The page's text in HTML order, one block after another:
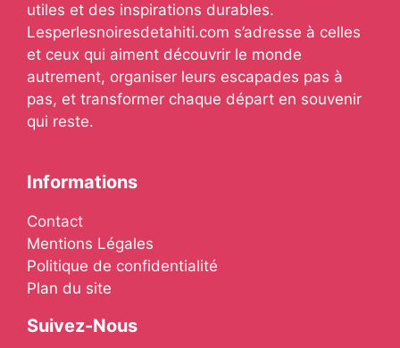
utiles et des inspirations durables.
Lesperlesnoiresdetahiti.com s’adresse à celles
et ceux qui aiment découvrir le monde
autrement, organiser leurs escapades pas à
pas, et transformer chaque départ en souvenir
qui reste.
Informations
Contact
Mentions Légales
Politique de confidentialité
Plan du site
Suivez-Nous